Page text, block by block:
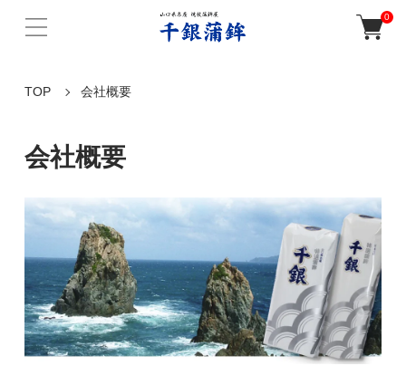
0
TOP 会社概要
会社概要